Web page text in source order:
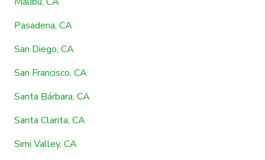
Pasadena, CA
San Diego, CA
San Francisco, CA
Santa Bárbara, CA
Santa Clarita, CA
Simi Valley, CA